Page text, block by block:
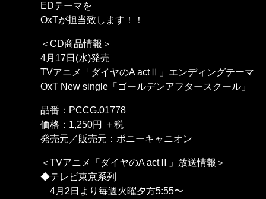
EDテーマを
OxTが担当致します！！
＜CD商品情報＞
4月17日(水)発売
TVアニメ「ダイヤのA actⅡ」エンディングテーマ
OxT New single「ゴールデンアフタースクール」
品番：PCCG.01778
価格：1,250円 ＋税
発売元／販売元：ポニーキャニオン
＜TVアニメ「ダイヤのA actⅡ」放送情報＞
◆テレビ東京系列
4月2日より毎週火曜夕方5:55〜